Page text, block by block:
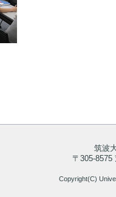
筑波
〒305-8575
Copyright(C)